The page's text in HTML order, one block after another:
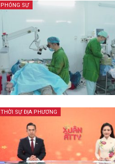
PHÓNG SỰ
THỜI SỰ ĐỊA PHƯƠNG